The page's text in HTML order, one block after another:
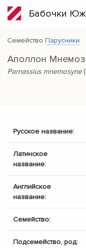
Бабочки
Семейство Парусники
Аполлон
Parnassius mnemosyne
Русское название:
Латинское
название:
Английское
название:
Семейство:
Подсемейство, род: